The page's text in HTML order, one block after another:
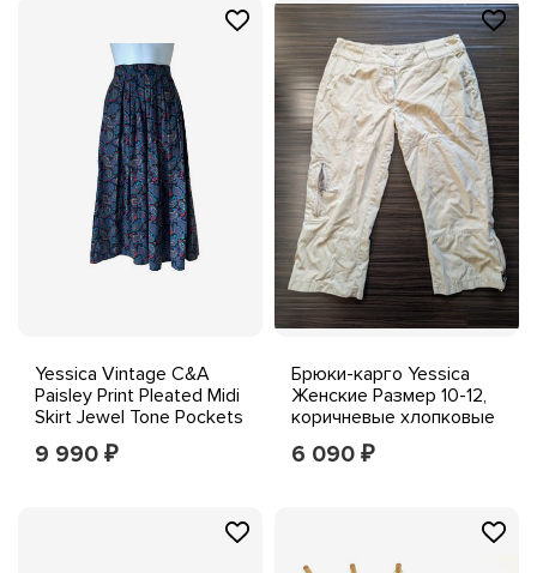
Yessica Vintage C&A
Paisley Print Pleated Midi
Skirt Jewel Tone Pockets
9 990 ₽
Брюки-карго Yessica
Женские Размер 10-12,
коричневые хлопковые
брюки-карго с
расклешенной боковой
6 090 ₽